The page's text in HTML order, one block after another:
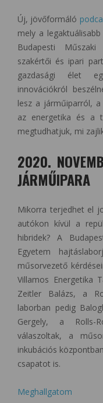
Új, jövőformáló
mely a
Budapesti Műszaki
szakértői és ipari
gazdasági élet
innovációkról
lesz a járműiparról,
az energetika és a
megtudhatjuk, mi
2020.
JÁRMŰIPARA
Mikorra terjedhet el
autókon kívül a
hibridek? A
Egyetem
műsorvezető
Villamos Energetika
Zeitler Balázs, a
laborban pedig
Gergely, a Rolls-
válaszoltak, a
inkubációs
csapatot is.
Meghallgatom